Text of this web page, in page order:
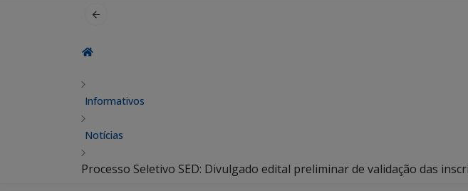
Informativos
Notícias
Processo Seletivo SED: Divulgado edital preliminar de validação das